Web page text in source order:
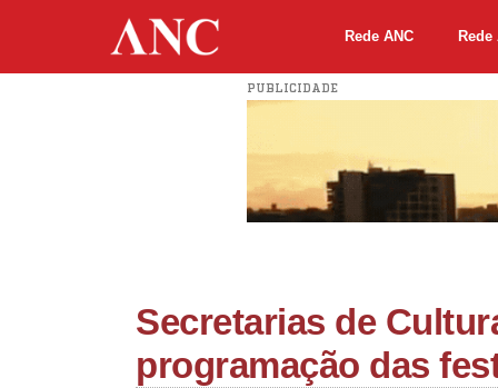
Rede ANC
PUBLICIDADE
Secretarias de
programação das